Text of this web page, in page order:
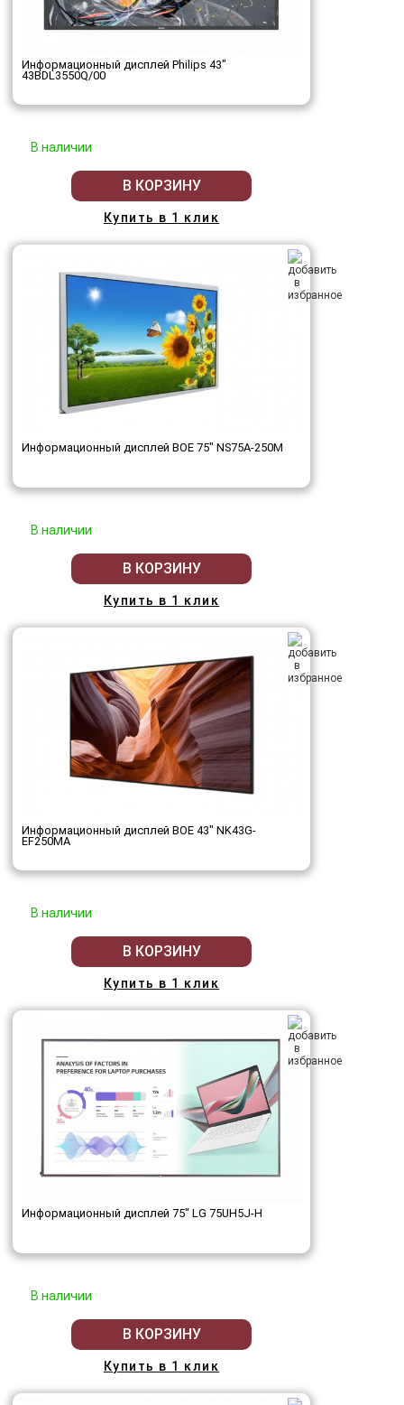
Информационный дисплей Philips 43"
43BDL3550Q/00
В наличии
В КОРЗИНУ
Купить в 1 клик
Информационный дисплей BOE 75" NS75A-250M
В наличии
В КОРЗИНУ
Купить в 1 клик
Информационный дисплей BOE 43" NK43G-
EF250MA
В наличии
В КОРЗИНУ
Купить в 1 клик
Информационный дисплей 75" LG 75UH5J-H
В наличии
В КОРЗИНУ
Купить в 1 клик